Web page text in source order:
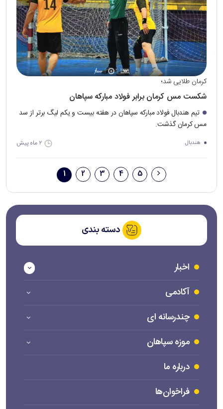
کرمان طلایی شد؛
شکست مس کرمان برابر فولاد مبارکه سپاهان
تیم هندبال فولاد مبارکه سپاهان در هفته بیست و یکم لیگ برتر از سد
مس کرمان گذشت.
هندبال ۲ ماه پیش
1 2 3 4 5
دسته بندی
اخبار
آکادمی
چندرسانه ای
موزه سپاهان
درباره ما
فراخوان‌ها